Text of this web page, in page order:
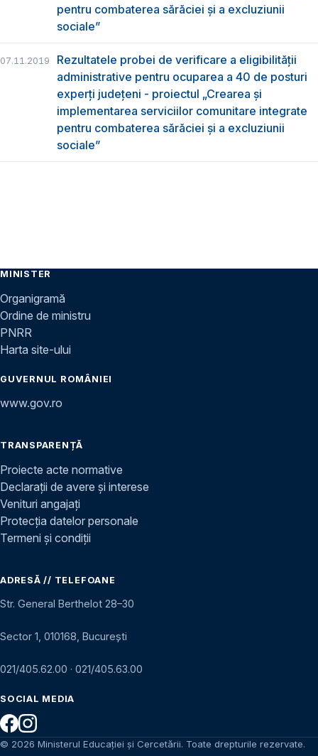
pentru combaterea sărăciei și a excluziunii
sociale”
07.11.2019
Rezultatele probei de verificare a eligibilității
administrative pentru ocuparea a 40 de posturi
experți județeni - proiectul „Crearea și
implementarea serviciilor comunitare integrate
pentru combaterea sărăciei și a excluziunii
sociale”
MINISTER
Organigramă
Ordine de ministru
PNRR
Harta site-ului
GUVERNUL ROMÂNIEI
www.gov.ro
TRANSPARENȚĂ
Proiecte acte normative
Declarații de avere și interese
Venituri angajați
Protecția datelor personale
Termeni și condiții
ADRESĂ // TELEFOANE
Str. General Berthelot 28–30
Sector 1, 010168, București
021/405.62.00 · 021/405.63.00
SOCIAL MEDIA
© 2026 Ministerul Educației și Cercetării. Toate drepturile rezervate.